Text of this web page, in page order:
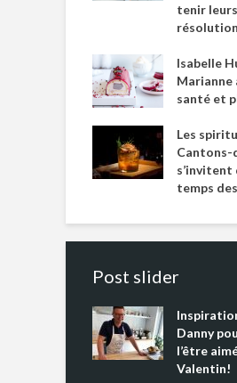
tenir leurs
Isabelle
Marianne
santé et
Les
Cantons-
temps
Post slider
Danny
l’être
Valentin!